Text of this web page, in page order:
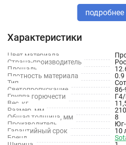
высокое электрическое
изделия из поликарбоната
исходных свойств и размеров в
температур (от -40 до +125°С).
Торговая марка
Размеры листа
подробнее
Характеристики
Цвет материала
Страна-производитель
Площадь
Плотность материала
0.9
Тип
Светопропускание
86-
Группа горючести
Вес, кг
Размер, мм
Общая толщина, мм
8
Производитель
Гарантийный срок
10
Бренд